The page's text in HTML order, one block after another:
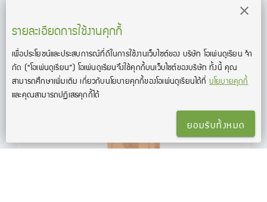
วิชาภาษาอังกฤษ A-Level แบบไม่มีพื้น
ฐานก็เข้าใจเองได้ง่ายๆ ใน 30 วัน
฿349
-54%
รายละเอียดการใช้งานคุกกี้
เพื่อประโยชน์และประสบการณ์ที่ดีในการใช้งานเว็บไซต์ของ บริษัท โอเพ่นดูเรียน จํา
กัด (“โอเพ่นดูเรียน”)โอเพ่นดูเรียนจึงใช้คุกกี้บนเว็บไซต์ของบริษัท ทั้งนี้ คุณ
สามารถศึกษาเพิ่มเติม เกี่ยวกับนโยบายคุกกี้ของโอเพ่นดูเรียนได้ที่นโยบายคุกกี้
และคุณสามารถปฏิเสธคุกกี้ได้
ยอมรับทั้งหมด